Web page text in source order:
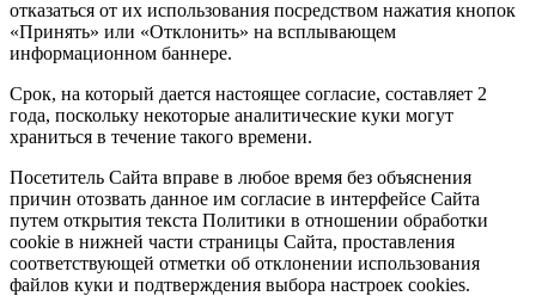
отказаться от их использования посредством нажатия кнопок
«Принять» или «Отклонить» на всплывающем
информационном баннере.
Срок, на который дается настоящее согласие, составляет 2
года, поскольку некоторые аналитические куки могут
храниться в течение такого времени.
Посетитель Сайта вправе в любое время без объяснения
причин отозвать данное им согласие в интерфейсе Сайта
путем открытия текста Политики в отношении обработки
cookie в нижней части страницы Сайта, проставления
соответствующей отметки об отклонении использования
файлов куки и подтверждения выбора настроек cookies.